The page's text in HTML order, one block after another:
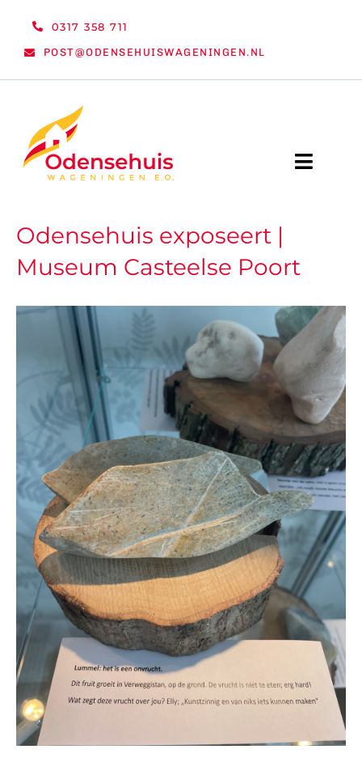
0317 358 711
POST@ODENSEHUISWAGENINGEN.NL
Toggle
NIEUWS
ACTIVITEITEN
ORGANISATIE
VRIJWILLIGERS & STAGIAIRES
Odensehuis exposeert |
Museum Casteelse Poort